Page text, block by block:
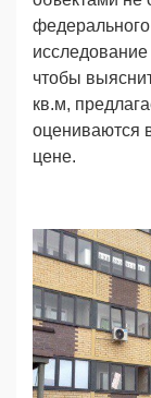
чтобы
кв.м,
оцениваются
цене.